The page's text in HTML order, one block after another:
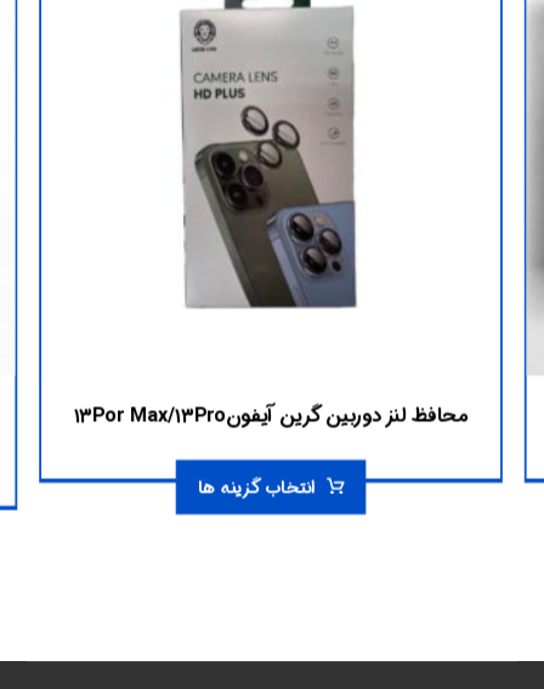
محافظ لنز دوربین گرین آیفون۱۳Por Max/۱۳Pro
انتخاب گزینه ها